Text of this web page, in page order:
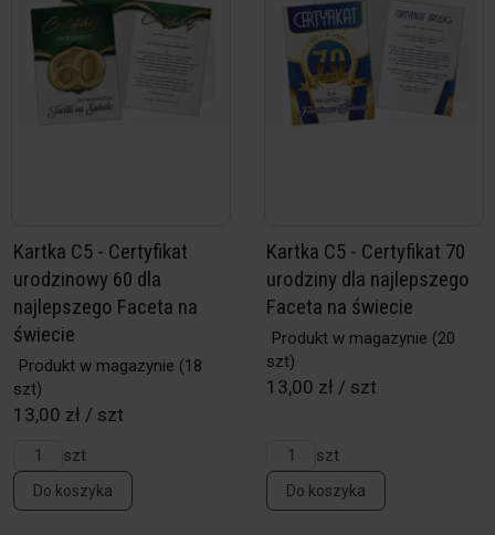
Kartka C5 - Certyfikat
urodzinowy 60 dla
najlepszego Faceta na
świecie
Produkt w magazynie (18
szt)
13,00 zł / szt
szt
Do koszyka
Kartka C5 - Certyfikat 70
urodziny dla najlepszego
Faceta na świecie
Produkt w magazynie (20
szt)
13,00 zł / szt
szt
Do koszyka